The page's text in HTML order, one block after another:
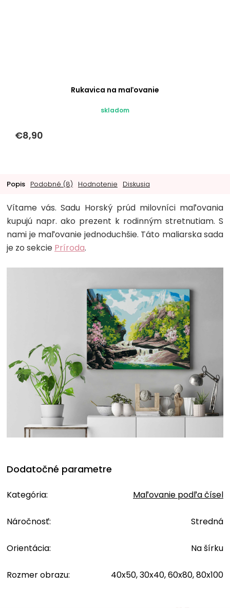
Rukavica na maľovanie
skladom
€8,90
Popis Podobné (8) Hodnotenie Diskusia
Vítame vás. Sadu Horský prúd milovníci maľovania
kupujú napr. ako prezent k rodinným stretnutiam. S
nami je maľovanie jednoduchšie. Táto maliarska sada
je zo sekcie Príroda.
Dodatočné parametre
Kategória: Maľovanie podľa čísel
Náročnosť: Stredná
Orientácia: Na šírku
Rozmer obrazu: 40x50, 30x40, 60x80, 80x100